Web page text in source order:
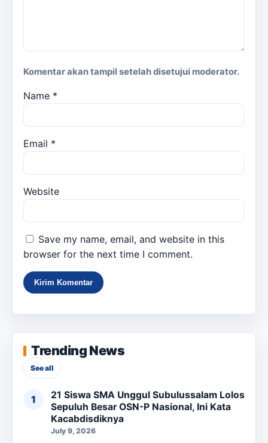
Komentar akan tampil setelah disetujui moderator.
Name *
Email *
Website
Save my name, email, and website in this
browser for the next time I comment.
Trending News
See all
21 Siswa SMA Unggul Subulussalam Lolos
Sepuluh Besar OSN-P Nasional, Ini Kata
Kacabdisdiknya
July 9, 2026